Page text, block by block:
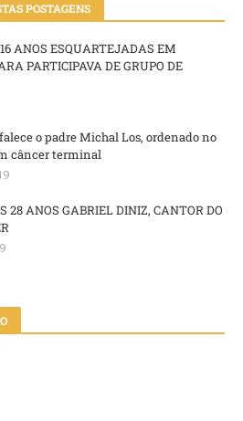
POSTAGENS
ANOS ESQUARTEJADAS EM
PARTICIPAVA DE GRUPO DE
o padre Michal Los, ordenado no
câncer terminal
28 ANOS GABRIEL DINIZ, CANTOR DO